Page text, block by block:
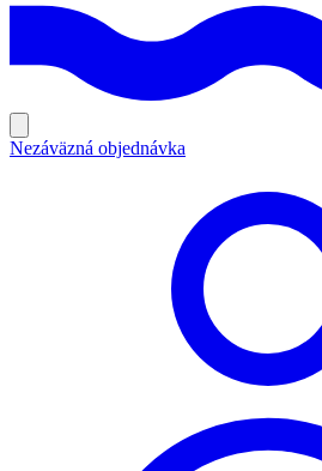
Nezáväzná objednávka